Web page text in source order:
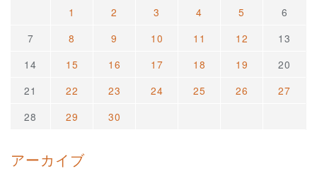
1
2 3 4 5
6
7
8 9 10 11 12
13
14
15 16 17 18 19
20
21
22 23 24 25 26
27
28
29 30
アーカイブ